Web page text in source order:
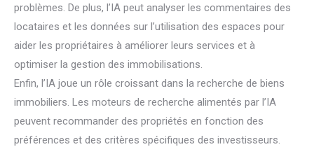
problèmes. De plus, l’IA peut analyser les commentaires des
locataires et les données sur l’utilisation des espaces pour
aider les propriétaires à améliorer leurs services et à
optimiser la gestion des immobilisations.
Enfin, l’IA joue un rôle croissant dans la recherche de biens
immobiliers. Les moteurs de recherche alimentés par l’IA
peuvent recommander des propriétés en fonction des
préférences et des critères spécifiques des investisseurs.